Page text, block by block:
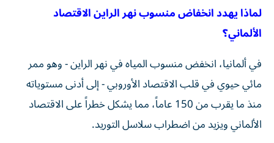
لماذا يهدد انخفاض منسوب نهر الراين الاقتصاد
الألماني؟
في ألمانيا، انخفض منسوب المياه في نهر الراين - وهو ممر
مائي حيوي في قلب الاقتصاد الأوروبي - إلى أدنى مستوياته
منذ ما يقرب من 150 عاماً، مما يشكل خطراً على الاقتصاد
الألماني ويزيد من اضطراب سلاسل التوريد.